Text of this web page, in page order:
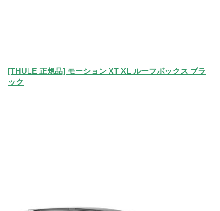
[THULE 正規品] モーション XT XL ルーフボックス ブラ
ック